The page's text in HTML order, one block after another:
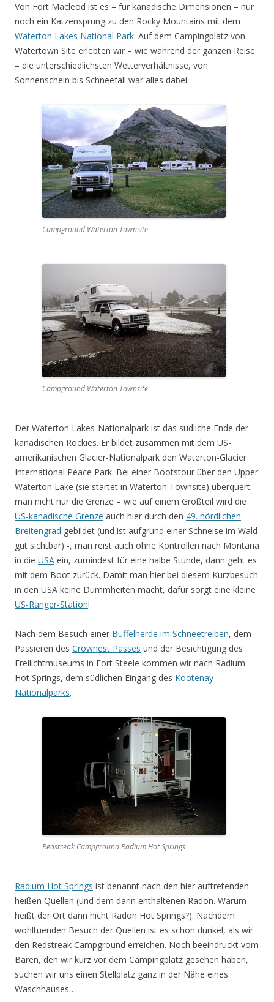
Von Fort Macleod ist es – für kanadische Dimensionen – nur
noch ein Katzensprung zu den Rocky Mountains mit dem
Waterton Lakes National Park. Auf dem Campingplatz von
Watertown Site erlebten wir – wie während der ganzen Reise
– die unterschiedlichsten Wetterverhältnisse, von
Sonnenschein bis Schneefall war alles dabei.
Campground Waterton Townsite
Campground Waterton Townsite
Der Waterton Lakes-Nationalpark ist das südliche Ende der
kanadischen Rockies. Er bildet zusammen mit dem US-
amerikanischen Glacier-Nationalpark den Waterton-Glacier
International Peace Park. Bei einer Bootstour über den Upper
Waterton Lake (sie startet in Waterton Townsite) überquert
man nicht nur die Grenze – wie auf einem Großteil wird die
US-kanadische Grenze auch hier durch den 49. nördlichen
Breitengrad gebildet (und ist aufgrund einer Schneise im Wald
gut sichtbar) -, man reist auch ohne Kontrollen nach Montana
in die USA ein, zumindest für eine halbe Stunde, dann geht es
mit dem Boot zurück. Damit man hier bei diesem Kurzbesuch
in den USA keine Dummheiten macht, dafür sorgt eine kleine
US-Ranger-Station!.
Nach dem Besuch einer Büffelherde im Schneetreiben, dem
Passieren des Crownest Passes und der Besichtigung des
Freilichtmuseums in Fort Steele kommen wir nach Radium
Hot Springs, dem südlichen Eingang des Kootenay-
Nationalparks.
Redstreak Campground Radium Hot Springs
Radium Hot Springs ist benannt nach den hier auftretenden
heißen Quellen (und dem darin enthaltenen Radon. Warum
heißt der Ort dann nicht Radon Hot Springs?). Nachdem
wohltuenden Besuch der Quellen ist es schon dunkel, als wir
den Redstreak Campground erreichen. Noch beeindruckt vom
Bären, den wir kurz vor dem Campingplatz gesehen haben,
suchen wir uns einen Stellplatz ganz in der Nähe eines
Waschhauses…